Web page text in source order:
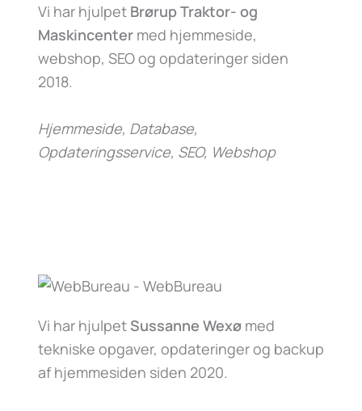
Vi har hjulpet Brørup Traktor- og
Maskincenter med hjemmeside,
webshop, SEO og opdateringer siden
2018.
Hjemmeside, Database,
Opdateringsservice, SEO, Webshop
Vi har hjulpet Sussanne Wexø med
tekniske opgaver, opdateringer og backup
af hjemmesiden siden 2020.